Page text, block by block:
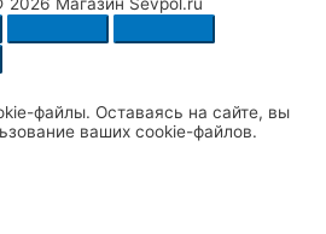
файлы. Оставаясь на сайте, вы
ваших cookie-файлов.